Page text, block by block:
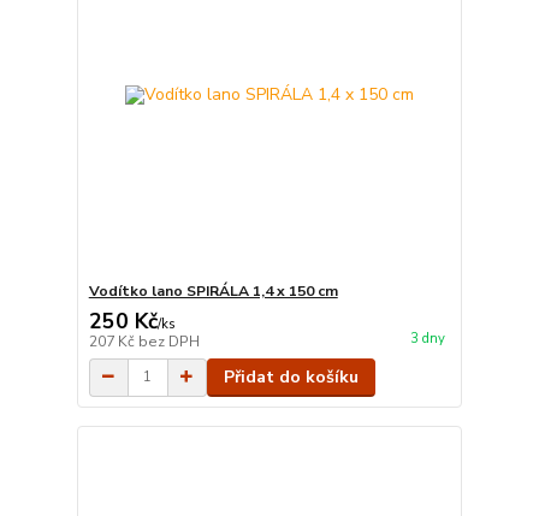
Vodítko lano SPIRÁLA 1,4 x 150 cm
250 Kč/ks
207 Kč bez DPH 3 dny
Přidat do košíku